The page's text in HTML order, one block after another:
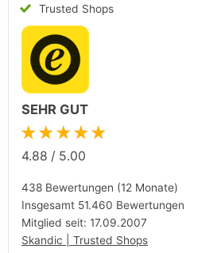
Trusted Shops
SEHR GUT
★★★★★
4.88 / 5.00
438 Bewertungen (12 Monate)
Insgesamt 51.460 Bewertungen
Mitglied seit: 17.09.2007
Skandic | Trusted Shops